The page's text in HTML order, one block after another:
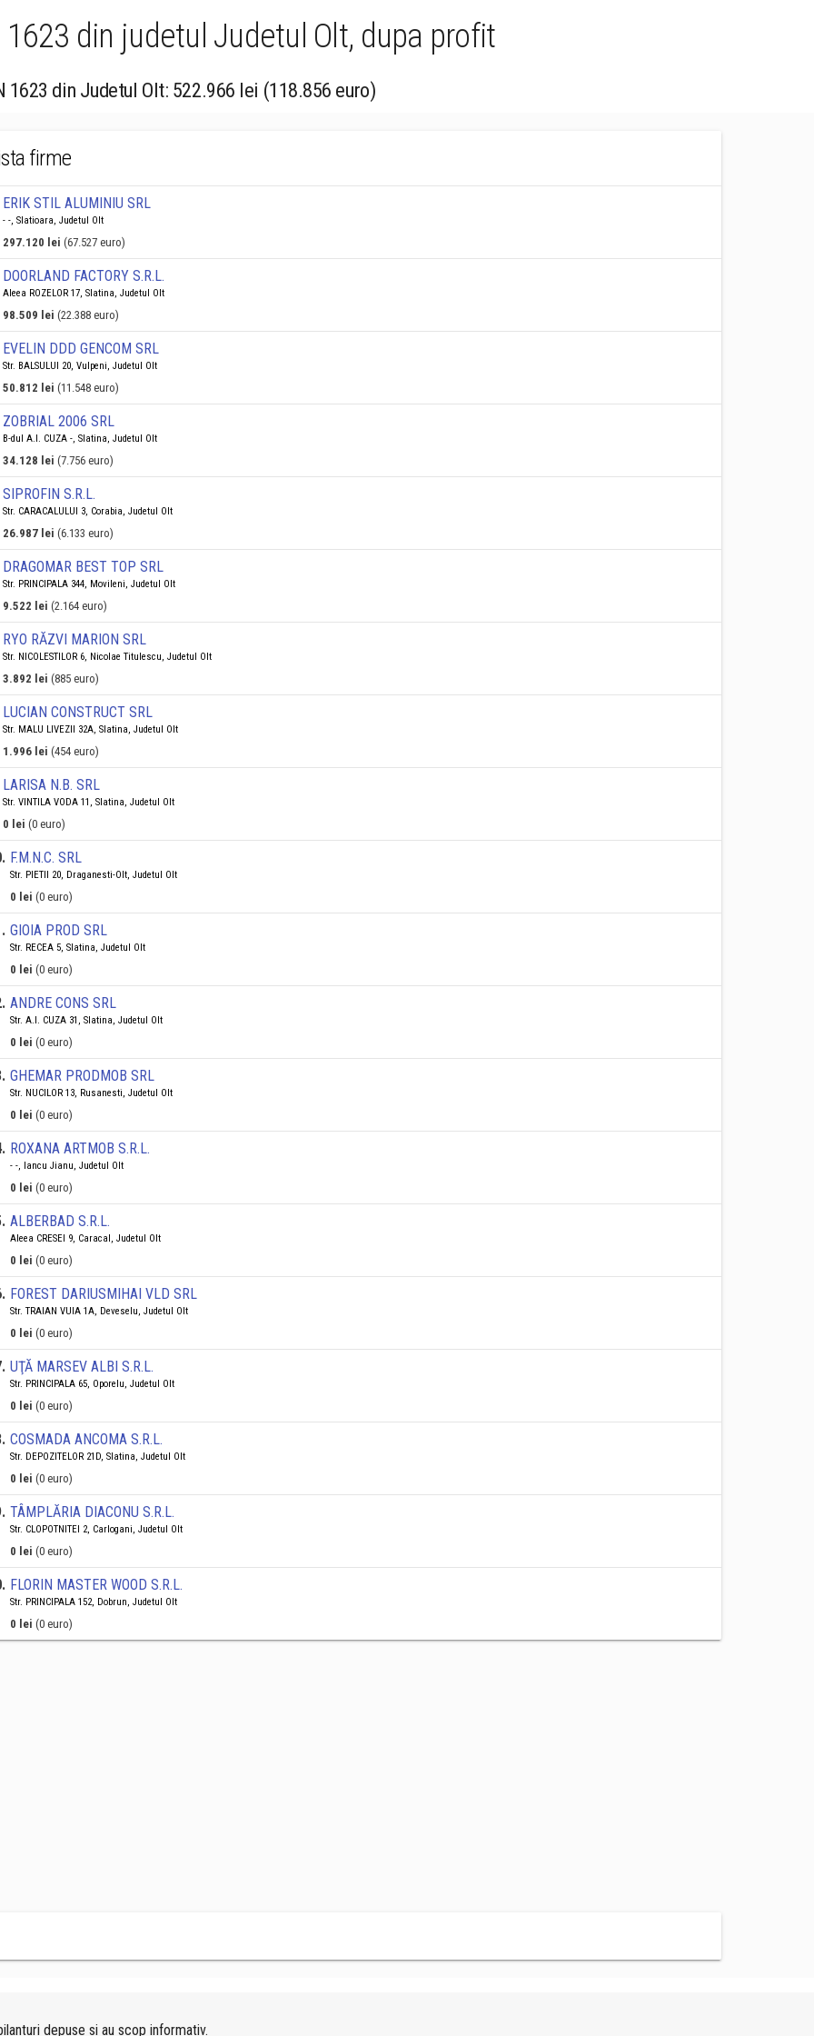
din judetul Judetul Olt, dupa profit
din Judetul Olt: 522.966 lei (118.856 euro)
firme
ERIK STIL ALUMINIU SRL
- -, Slatioara, Judetul Olt
297.120 lei (67.527 euro)
DOORLAND FACTORY S.R.L.
Aleea ROZELOR 17, Slatina, Judetul Olt
98.509 lei (22.388 euro)
EVELIN DDD GENCOM SRL
Str. BALSULUI 20, Vulpeni, Judetul Olt
50.812 lei (11.548 euro)
ZOBRIAL 2006 SRL
B-dul A.I. CUZA -, Slatina, Judetul Olt
34.128 lei (7.756 euro)
SIPROFIN S.R.L.
Str. CARACALULUI 3, Corabia, Judetul Olt
26.987 lei (6.133 euro)
DRAGOMAR BEST TOP SRL
Str. PRINCIPALA 344, Movileni, Judetul Olt
9.522 lei (2.164 euro)
RYO RĂZVI MARION SRL
Str. NICOLESTILOR 6, Nicolae Titulescu, Judetul Olt
3.892 lei (885 euro)
LUCIAN CONSTRUCT SRL
Str. MALU LIVEZII 32A, Slatina, Judetul Olt
1.996 lei (454 euro)
LARISA N.B. SRL
Str. VINTILA VODA 11, Slatina, Judetul Olt
0 lei (0 euro)
. F.M.N.C. SRL
Str. PIETII 20, Draganesti-Olt, Judetul Olt
0 lei (0 euro)
. GIOIA PROD SRL
Str. RECEA 5, Slatina, Judetul Olt
0 lei (0 euro)
. ANDRE CONS SRL
Str. A.I. CUZA 31, Slatina, Judetul Olt
0 lei (0 euro)
. GHEMAR PRODMOB SRL
Str. NUCILOR 13, Rusanesti, Judetul Olt
0 lei (0 euro)
. ROXANA ARTMOB S.R.L.
- -, Iancu Jianu, Judetul Olt
0 lei (0 euro)
. ALBERBAD S.R.L.
Aleea CRESEI 9, Caracal, Judetul Olt
0 lei (0 euro)
. FOREST DARIUSMIHAI VLD SRL
Str. TRAIAN VUIA 1A, Deveselu, Judetul Olt
0 lei (0 euro)
. UŢĂ MARSEV ALBI S.R.L.
Str. PRINCIPALA 65, Oporelu, Judetul Olt
0 lei (0 euro)
. COSMADA ANCOMA S.R.L.
Str. DEPOZITELOR 21D, Slatina, Judetul Olt
0 lei (0 euro)
. TÂMPLĂRIA DIACONU S.R.L.
Str. CLOPOTNITEI 2, Carlogani, Judetul Olt
0 lei (0 euro)
. FLORIN MASTER WOOD S.R.L.
Str. PRINCIPALA 152, Dobrun, Judetul Olt
0 lei (0 euro)
depuse si au scop informativ.